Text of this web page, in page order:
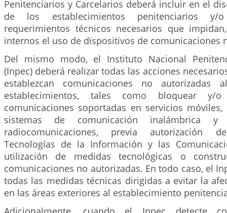
Penitenciarios y Carcelarios deberá incluir en el
de los establecimientos penitenciarios y/
requerimientos técnicos necesarios que
internos el uso de dispositivos de comunicaciones
Del mismo modo, el Instituto Nacional
(Inpec) deberá realizar todas las acciones
establezcan comunicaciones no
establecimientos, tales como bloquear y/
comunicaciones soportadas en servicios
sistemas de comunicación inalámbrica
radiocomunicaciones, previa autorización
Tecnologías de la Información y las
utilización de medidas tecnológicas o
comunicaciones no autorizadas. En todo caso, el
todas las medidas técnicas dirigidas a evitar la
en las áreas exteriores al establecimiento